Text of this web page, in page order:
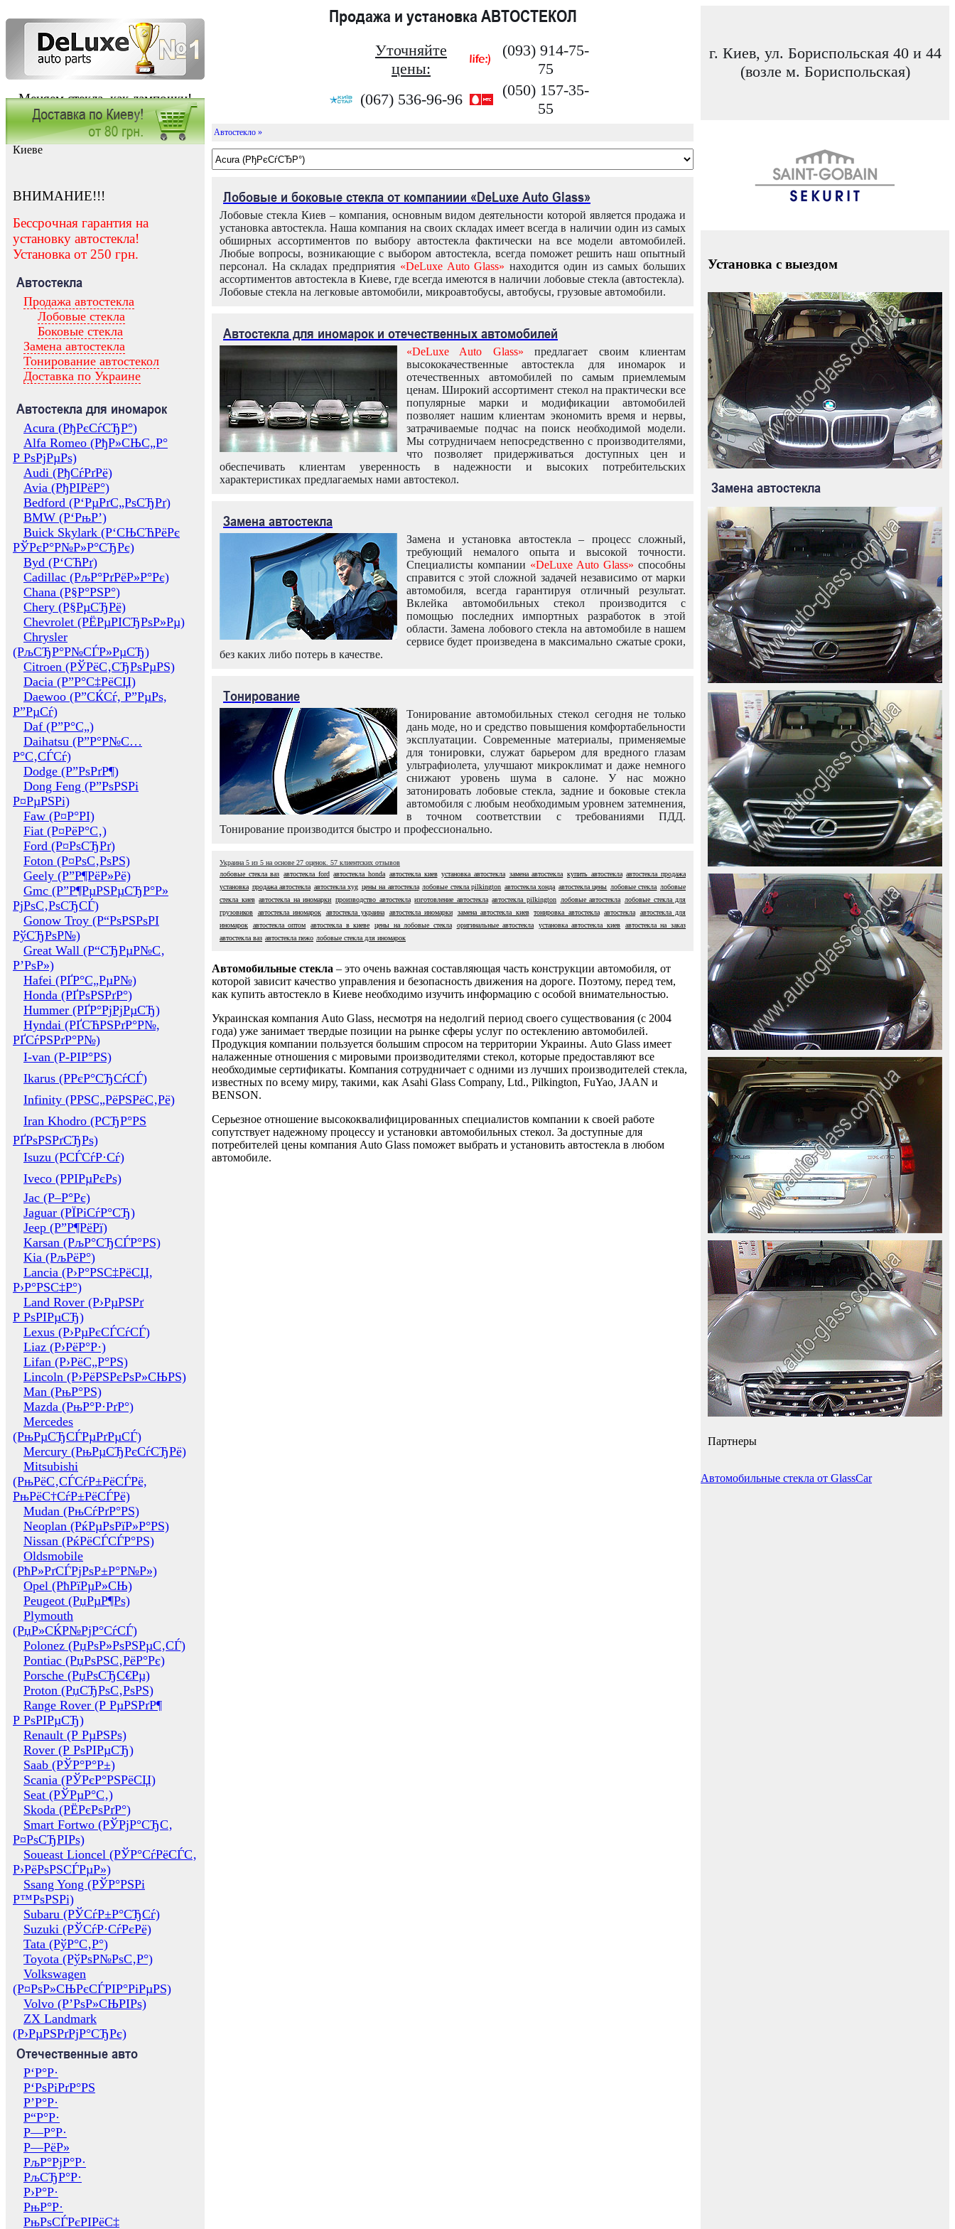
Меняем стекла, как лампочки!
Продажа и установка АВТОСТЕКОЛ
Уточняйте
цены:
(093) 914-75-
75
(067) 536-96-96
(050) 157-35-
55
г. Киев, ул. Бориспольская 40 и 44
(возле м. Бориспольская)
Заказать установку автостекла в
Киеве
ВНИМАНИЕ!!!
Бессрочная гарантия на
установку автостекла!
Установка от 250 грн.
Автостекла
Продажа автостекла
Лобовые стекла
Боковые стекла
Замена автостекла
Тонирование автостекол
Доставка по Украине
Автостекла для иномарок
Acura (РђРєСѓСЂР°)
Alfa Romeo (РђР»СЊС„Р°
Р РѕРјРµРѕ)
Audi (РђСѓРґРё)
Avia (РђРІРёР°)
Bedford (Р‘РµРґС„РѕСЂРґ)
BMW (Р‘РњР’)
Buick Skylark (Р‘СЊСЋРёРє
РЎРєР°Р№Р»Р°СЂРє)
Byd (Р‘СЋРґ)
Cadillac (РљР°РґРёР»Р°Рє)
Chana (Р§Р°РЅР°)
Chery (Р§РµСЂРё)
Chevrolet (РЁРµРІСЂРѕР»Рµ)
Chrysler
(РљСЂР°Р№СЃР»РµСЂ)
Citroen (РЎРёС‚СЂРѕРµРЅ)
Dacia (Р”Р°С‡РёСЏ)
Daewoo (Р”СЌСѓ, Р”РµРѕ,
Р”РµСѓ)
Daf (Р”Р°С„)
Daihatsu (Р”Р°Р№С…
Р°С‚СЃСѓ)
Dodge (Р”РѕРґР¶)
Dong Feng (Р”РѕРЅРі
Р¤РµРЅРі)
Faw (Р¤Р°РІ)
Fiat (Р¤РёР°С‚)
Ford (Р¤РѕСЂРґ)
Foton (Р¤РѕС‚РѕРЅ)
Geely (Р”Р¶РёР»Рё)
Gmc (Р”Р¶РµРЅРµСЂР°Р»
РјРѕС‚РѕСЂСЃ)
Gonow Troy (Р“РѕРЅРѕРІ
РўСЂРѕР№)
Great Wall (Р“СЂРµР№С‚
Р’РѕР»)
Hafei (РҐР°С„РµР№)
Honda (РҐРѕРЅРґР°)
Hummer (РҐР°РјРјРµСЂ)
Hyndai (РҐСЋРЅРґР°Р№,
РҐСѓРЅРґР°Р№)
I-van (Р-РІР°РЅ)
Ikarus (РРєР°СЂСѓСЃ)
Infinity (РРЅС„РёРЅРёС‚Рё)
Iran Khodro (РСЂР°РЅ
РҐРѕРЅРґСЂРѕ)
Isuzu (РСЃСѓР·Сѓ)
Iveco (РРІРµРєРѕ)
Jac (Р–Р°Рє)
Jaguar (РЇРіСѓР°СЂ)
Jeep (Р”Р¶РёРї)
Karsan (РљР°СЂСЃР°РЅ)
Kia (РљРёР°)
Lancia (Р›Р°РЅС‡РёСЏ,
Р›Р°РЅС‡Р°)
Land Rover (Р›РµРЅРґ
Р РѕРІРµСЂ)
Lexus (Р›РµРєСЃСѓСЃ)
Liaz (Р›РёР°Р·)
Lifan (Р›РёС„Р°РЅ)
Lincoln (Р›РёРЅРєРѕР»СЊРЅ)
Man (РњР°РЅ)
Mazda (РњР°Р·РґР°)
Mercedes
(РњРµСЂСЃРµРґРµСЃ)
Mercury (РњРµСЂРєСѓСЂРё)
Mitsubishi
(РњРёС‚СЃСѓР±РёСЃРё,
РњРёС†СѓР±РёСЃРё)
Mudan (РњСѓРґР°РЅ)
Neoplan (РќРµРѕРїР»Р°РЅ)
Nissan (РќРёСЃСЃР°РЅ)
Oldsmobile
(РћР»РґСЃРјРѕР±Р°Р№Р»)
Opel (РћРїРµР»СЊ)
Peugeot (РџРµР¶Рѕ)
Plymouth
(РџР»СЌР№РјР°СѓСЃ)
Polonez (РџРѕР»РѕРЅРµС‚СЃ)
Pontiac (РџРѕРЅС‚РёР°Рє)
Porsche (РџРѕСЂС€Рµ)
Proton (РџСЂРѕС‚РѕРЅ)
Range Rover (Р РµРЅРґР¶
Р РѕРІРµСЂ)
Renault (Р РµРЅРѕ)
Rover (Р РѕРІРµСЂ)
Saab (РЎР°Р°Р±)
Scania (РЎРєР°РЅРёСЏ)
Seat (РЎРµР°С‚)
Skoda (РЁРєРѕРґР°)
Smart Fortwo (РЎРјР°СЂС‚
Р¤РѕСЂРІРѕ)
Soueast Lioncel (РЎР°СѓРёСЃС‚
Р›РёРѕРЅСЃРµР»)
Ssang Yong (РЎР°РЅРі
Р™РѕРЅРі)
Subaru (РЎСѓР±Р°СЂСѓ)
Suzuki (РЎСѓР·СѓРєРё)
Tata (РўР°С‚Р°)
Toyota (РўРѕР№РѕС‚Р°)
Volkswagen
(Р¤РѕР»СЊРєСЃРІР°РіРµРЅ)
Volvo (Р’РѕР»СЊРІРѕ)
ZX Landmark
(Р›РµРЅРґРјР°СЂРє)
Отечественные авто
Р‘Р°Р·
Р‘РѕРіРґР°РЅ
Р’Р°Р·
Р“Р°Р·
Р—Р°Р·
Р—РёР»
РљР°РјР°Р·
РљСЂР°Р·
Р›Р°Р·
РњР°Р·
РњРѕСЃРєРІРёС‡
Автостекло »
Лобовые и боковые стекла от компаниии «DeLuxe Auto Glass»
Лобовые стекла Киев – компания, основным видом деятельности которой является продажа и
установка автостекла. Наша компания на своих складах имеет всегда в наличии один из самых
обширных ассортиментов по выбору автостекла фактически на все модели автомобилей.
Любые вопросы, возникающие с выбором автостекла, всегда поможет решить наш опытный
персонал. На складах предприятия «DeLuxe Auto Glass» находится один из самых больших
ассортиментов автостекла в Киеве, где всегда имеются в наличии лобовые стекла (автостекла).
Лобовые стекла на легковые автомобили, микроавтобусы, автобусы, грузовые автомобили.
Автостекла для иномарок и отечественных автомобилей
«DeLuxe Auto Glass» предлагает своим клиентам
высококачественные автостекла для иномарок и
отечественных автомобилей по самым приемлемым
ценам. Широкий ассортимент стекол на практически все
популярные марки и модификации автомобилей
позволяет нашим клиентам экономить время и нервы,
затрачиваемые подчас на поиск необходимой модели.
Мы сотрудничаем непосредственно с производителями,
что позволяет придерживаться доступных цен и
обеспечивать клиентам уверенность в надежности и высоких потребительских
характеристиках предлагаемых нами автостекол.
Замена автостекла
Замена и установка автостекла – процесс сложный,
требующий немалого опыта и высокой точности.
Специалисты компании «DeLuxe Auto Glass» способны
справится с этой сложной задачей независимо от марки
автомобиля, всегда гарантируя отличный результат.
Вклейка автомобильных стекол производится с
помощью последних импортных разработок в этой
области. Замена лобового стекла на автомобиле в нашем
сервисе будет произведена в максимально сжатые сроки,
без каких либо потерь в качестве.
Тонирование
Тонирование автомобильных стекол сегодня не только
дань моде, но и средство повышения комфортабельности
эксплуатации. Современные материалы, применяемые
для тонировки, служат барьером для вредного глазам
ультрафиолета, улучшают микроклимат и даже немного
снижают уровень шума в салоне. У нас можно
затонировать лобовые стекла, задние и боковые стекла
автомобиля с любым необходимым уровнем затемнения,
в точном соответствии с требованиями ПДД.
Тонирование производится быстро и профессионально.
Украина 5 из 5 на основе 27 оценок. 57 клиентских отзывов
лобовые стекла ваз автостекла ford автостекла honda автостекла киев установка автостекла замена автостекла купить автостекла автостекла продажа
установка продажа автостекла автостекла xyg цены на автостекла лобовые стекла pilkington автостекла хонда автостекла цены лобовые стекла лобовые
стекла киев автостекла на иномарки производство автостекла изготовление автостекла автостекла pilkington лобовые автостекла
лобовые стекла для
грузовиков
автостекла иномарок автостекла украина автостекла иномарки замена автостекла киев тонировка автостекла автостекла
автостекла для
иномарок
автостекла оптом автостекла в киеве цены на лобовые стекла оригинальные автостекла установка автостекла киев
автостекла на заказ
автостекла ваз автостекла пежо лобовые стекла для иномарок
Автомобильные стекла – это очень важная составляющая часть конструкции автомобиля, от
которой зависит качество управления и безопасность движения на дороге. Поэтому, перед тем,
как купить автостекло в Киеве необходимо изучить информацию с особой внимательностью.
Украинская компания Auto Glass, несмотря на недолгий период своего существования (с 2004
года) уже занимает твердые позиции на рынке сферы услуг по остеклению автомобилей.
Продукция компании пользуется большим спросом на территории Украины. Auto Glass имеет
налаженные отношения с мировыми производителями стекол, которые предоставляют все
необходимые сертификаты. Компания сотрудничает с одними из лучших производителей стекла,
известных по всему миру, такими, как Asahi Glass Company, Ltd., Pilkington, FuYao, JAAN и
BENSON.
Серьезное отношение высококвалифицированных специалистов компании к своей работе
сопутствует надежному процессу и установки автомобильных стекол. За доступные для
потребителей цены компания Auto Glass поможет выбрать и установить автостекла в любом
автомобиле.
Установка с выездом
Замена автостекла
Партнеры
Автомобильные стекла от GlassCar